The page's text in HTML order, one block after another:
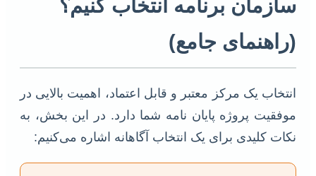
سازمان برنامه انتخاب کنیم؟
(راهنمای جامع)
انتخاب یک مرکز معتبر و قابل اعتماد، اهمیت بالایی در
موفقیت پروژه پایان نامه شما دارد. در این بخش، به
نکات کلیدی برای یک انتخاب آگاهانه اشاره می‌کنیم: